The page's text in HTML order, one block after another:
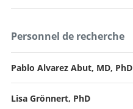
Directeur et Médecin-chef
Personnel de recherche
Pablo Alvarez Abut, MD, PhD
Lisa Grönnert, PhD